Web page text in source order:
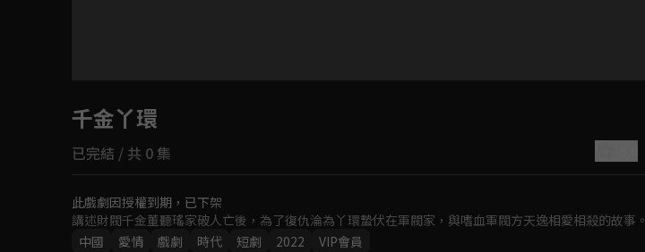
如有不便請見諒
千金丫環
已完結 / 共 0 集
此戲劇因授權到期，已下架
講述財閥千金董聽瑤家破人亡後，為了復仇淪為丫環蟄伏在軍閥家，與嗜血軍閥方天逸相愛相殺的故事。
中國
愛情 戲劇 時代 短劇 2022 VIP會員